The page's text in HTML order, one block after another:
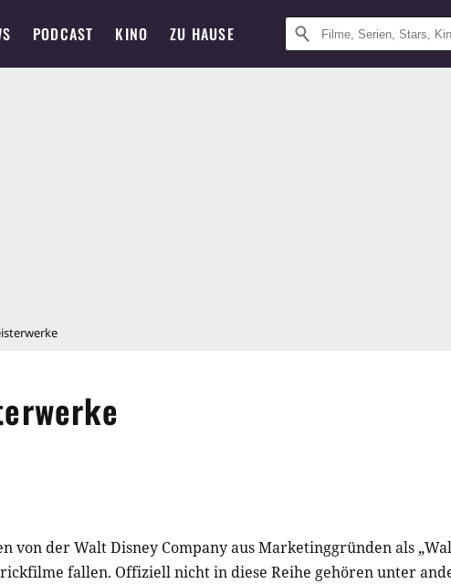
PODCAST KINO ZU HAUSE
von der Walt Disney Company aus Marketinggründen als
fallen. Offiziell nicht in diese Reihe gehören unter